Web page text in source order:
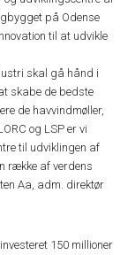
på Odense
til at udvikle
skal gå hånd i
skabe de bedste
de havvindmøller,
og LSP er vi
til udviklingen af
række af verdens
Aa, adm. direktør
150 millioner